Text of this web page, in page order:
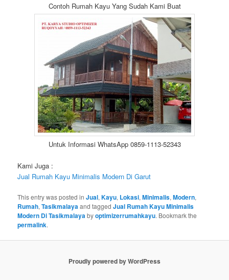
Contoh Rumah Kayu Yang Sudah Kami Buat
Untuk Informasi WhatsApp 0859-1113-52343
Kami Juga :
Jual Rumah Kayu Minimalis Modern Di Garut
This entry was posted inJual,Kayu, Lokasi,Minimalis,Modern,
Rumah,Tasikmalayaand taggedJual Rumah Kayu Minimalis
Modern Di Tasikmalayabyoptimizerrumahkayu. Bookmark the
permalink.
Proudly powered by WordPress